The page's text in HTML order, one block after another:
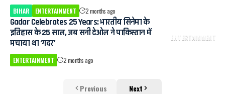
BIHAR ENTERTAINMENT 2 months ago
ENTERTAINMENT
Gadar Celebrates 25 Years: भारतीय सिनेमा के
इतिहास के 25 साल, जब सनी देओल ने पाकिस्तान में
मचाया था ‘गदर’
ENTERTAINMENT 2 months ago
Previous Next